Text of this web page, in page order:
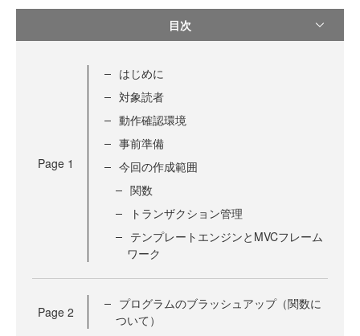
目次
Page 1
はじめに
対象読者
動作確認環境
事前準備
今回の作成範囲
関数
トランザクション管理
テンプレートエンジンとMVCフレーム
ワーク
Page 2
プログラムのブラッシュアップ（関数に
ついて）